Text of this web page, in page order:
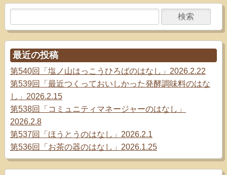
最近の投稿
第540回「塩ノ山はっこうひろばのはなし」2026.2.22
第539回「最近つくっておいしかった発酵調味料のはな
し」2026.2.15
第538回「コミュニティマネージャーのはなし」
2026.2.8
第537回「ほうとうのはなし」2026.2.1
第536回「お茶の器のはなし」2026.1.25